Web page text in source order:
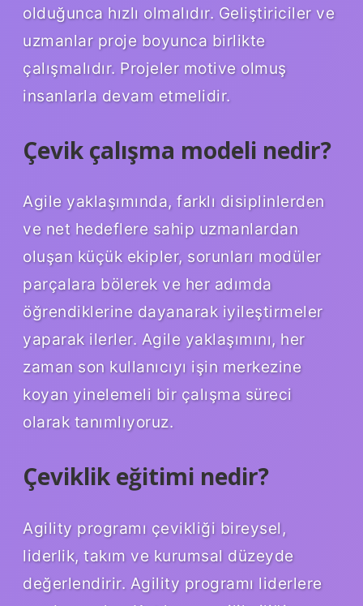
olduğunca hızlı olmalıdır. Geliştiriciler ve
uzmanlar proje boyunca birlikte
çalışmalıdır. Projeler motive olmuş
insanlarla devam etmelidir.
Çevik çalışma modeli nedir?
Agile yaklaşımında, farklı disiplinlerden
ve net hedeflere sahip uzmanlardan
oluşan küçük ekipler, sorunları modüler
parçalara bölerek ve her adımda
öğrendiklerine dayanarak iyileştirmeler
yaparak ilerler. Agile yaklaşımını, her
zaman son kullanıcıyı işin merkezine
koyan yinelemeli bir çalışma süreci
olarak tanımlıyoruz.
Çeviklik eğitimi nedir?
Agility programı çevikliği bireysel,
liderlik, takım ve kurumsal düzeyde
değerlendirir. Agility programı liderlere